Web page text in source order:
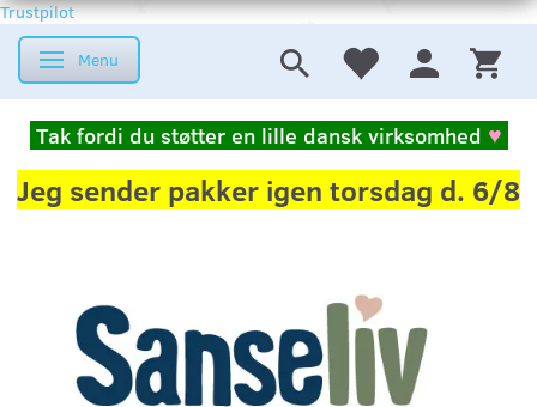
Trustpilot
Skifte navigation
Menu
Tak fordi du støtter en lille dansk virksomhed ♥
Jeg sender pakker igen torsdag d. 6/8